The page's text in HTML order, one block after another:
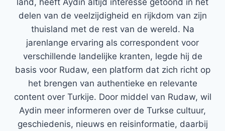
land, heeft Aydin altijd interesse getoond in het
delen van de veelzijdigheid en rijkdom van zijn
thuisland met de rest van de wereld. Na
jarenlange ervaring als correspondent voor
verschillende landelijke kranten, legde hij de
basis voor Rudaw, een platform dat zich richt op
het brengen van authentieke en relevante
content over Turkije. Door middel van Rudaw, wil
Aydin meer informeren over de Turkse cultuur,
geschiedenis, nieuws en reisinformatie, daarbij